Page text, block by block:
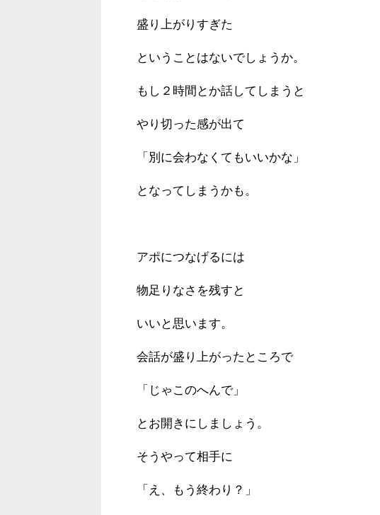
盛り上がりすぎた
ということはないでしょうか。
もし２時間とか話してしまうと
やり切った感が出て
「別に会わなくてもいいかな」
となってしまうかも。
アポにつなげるには
物足りなさを残すと
いいと思います。
会話が盛り上がったところで
「じゃこのへんで」
とお開きにしましょう。
そうやって相手に
「え、もう終わり？」